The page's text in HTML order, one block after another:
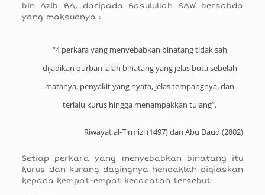
bin Azib RA, daripada Rasulullah SAW bersabda
yang maksudnya :
“4 perkara yang menyebabkan binatang tidak sah
dijadikan qurban ialah binatang yang jelas buta sebelah
matanya, penyakit yang nyata, jelas tempangnya, dan
terlalu kurus hingga menampakkan tulang”.
Riwayat al-Tirmizi (1497) dan Abu Daud (2802)
Setiap perkara yang menyebabkan binatang itu
kurus dan kurang dagingnya hendaklah diqiaskan
kepada kempat-empat kecacatan tersebut.